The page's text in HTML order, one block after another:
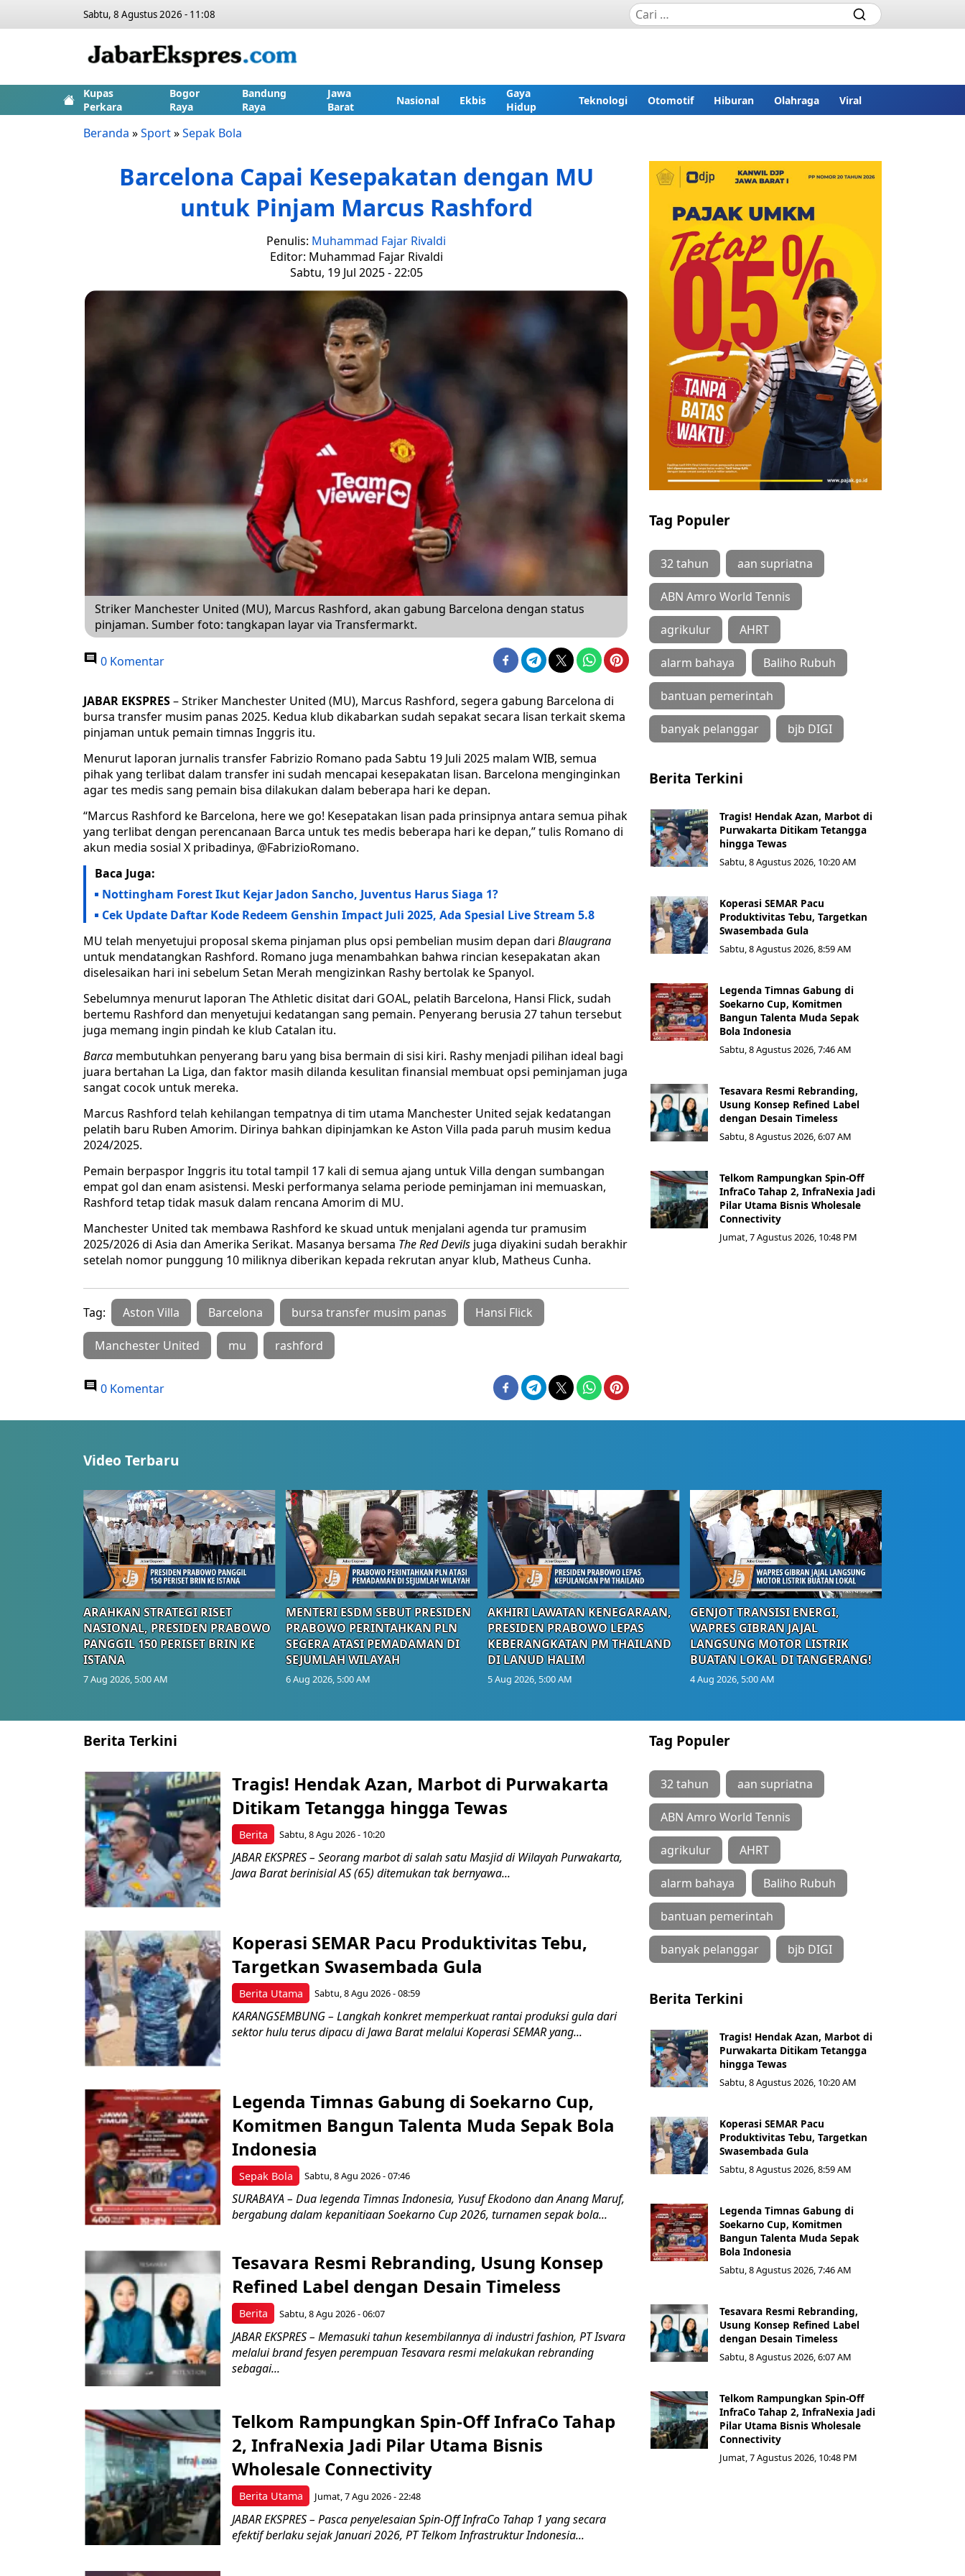
Sabtu, 8 Agustus 2026 - 11:08
Kupas
Perkara
Bogor
Raya
Bandung
Raya
Jawa
Barat
Nasional Ekbis
Gaya
Hidup
Teknologi Otomotif Hiburan Olahraga Viral
Beranda »Sport»Sepak Bola
Barcelona Capai Kesepakatan dengan MU
untuk Pinjam Marcus Rashford
Penulis: Muhammad Fajar Rivaldi
Editor: Muhammad Fajar Rivaldi
Sabtu, 19 Jul 2025 - 22:05
Striker Manchester United (MU), Marcus Rashford, akan gabung Barcelona dengan status
pinjaman. Sumber foto: tangkapan layar via Transfermarkt.
0 Komentar
JABAR EKSPRES– Striker Manchester United (MU), Marcus Rashford, segera gabung Barcelona di
bursa transfer musim panas 2025. Kedua klub dikabarkan sudah sepakat secara lisan terkait skema
pinjaman untuk pemain timnas Inggris itu.
Menurut laporan jurnalis transfer Fabrizio Romano pada Sabtu 19 Juli 2025 malam WIB, semua
pihak yang terlibat dalam transfer ini sudah mencapai kesepakatan lisan. Barcelona menginginkan
agar tes medis sang pemain bisa dilakukan dalam beberapa hari ke depan.
“Marcus Rashford ke Barcelona, here we go! Kesepatakan lisan pada prinsipnya antara semua pihak
yang terlibat dengan perencanaan Barca untuk tes medis beberapa hari ke depan,” tulis Romano di
akun media sosial X pribadinya, @FabrizioRomano.
Baca Juga:
Nottingham Forest Ikut Kejar Jadon Sancho, Juventus Harus Siaga 1?
Cek Update Daftar Kode Redeem Genshin Impact Juli 2025, Ada Spesial Live Stream 5.8
MU telah menyetujui proposal skema pinjaman plus opsi pembelian musim depan dari Blaugrana
untuk mendatangkan Rashford. Romano juga menambahkan bahwa rincian kesepakatan akan
diselesaikan hari ini sebelum Setan Merah mengizinkan Rashy bertolak ke Spanyol.
Sebelumnya menurut laporan The Athletic disitat dari GOAL, pelatih Barcelona, Hansi Flick, sudah
bertemu Rashford dan menyetujui kedatangan sang pemain. Penyerang berusia 27 tahun tersebut
juga memang ingin pindah ke klub Catalan itu.
Barca membutuhkan penyerang baru yang bisa bermain di sisi kiri. Rashy menjadi pilihan ideal bagi
juara bertahan La Liga, dan faktor masih dilanda kesulitan finansial membuat opsi peminjaman juga
sangat cocok untuk mereka.
Marcus Rashford telah kehilangan tempatnya di tim utama Manchester United sejak kedatangan
pelatih baru Ruben Amorim. Dirinya bahkan dipinjamkan ke Aston Villa pada paruh musim kedua
2024/2025.
Pemain berpaspor Inggris itu total tampil 17 kali di semua ajang untuk Villa dengan sumbangan
empat gol dan enam asistensi. Meski performanya selama periode peminjaman ini memuaskan,
Rashford tetap tidak masuk dalam rencana Amorim di MU.
Manchester United tak membawa Rashford ke skuad untuk menjalani agenda tur pramusim
2025/2026 di Asia dan Amerika Serikat. Masanya bersama The Red Devils juga diyakini sudah berakhir
setelah nomor punggung 10 miliknya diberikan kepada rekrutan anyar klub, Matheus Cunha.
Tag: Aston Villa Barcelona bursa transfer musim panas Hansi Flick
Manchester United mu rashford
0 Komentar
Tag Populer
32 tahun aan supriatna
ABN Amro World Tennis
agrikulur AHRT
alarm bahaya Baliho Rubuh
bantuan pemerintah
banyak pelanggar bjb DIGI
Berita Terkini
Tragis! Hendak Azan, Marbot di
Purwakarta Ditikam Tetangga
hingga Tewas
Sabtu, 8 Agustus 2026, 10:20 AM
Koperasi SEMAR Pacu
Produktivitas Tebu, Targetkan
Swasembada Gula
Sabtu, 8 Agustus 2026, 8:59 AM
Legenda Timnas Gabung di
Soekarno Cup, Komitmen
Bangun Talenta Muda Sepak
Bola Indonesia
Sabtu, 8 Agustus 2026, 7:46 AM
Tesavara Resmi Rebranding,
Usung Konsep Refined Label
dengan Desain Timeless
Sabtu, 8 Agustus 2026, 6:07 AM
Telkom Rampungkan Spin-Off
InfraCo Tahap 2, InfraNexia Jadi
Pilar Utama Bisnis Wholesale
Connectivity
Jumat, 7 Agustus 2026, 10:48 PM
Video Terbaru
ARAHKAN STRATEGI RISET
NASIONAL, PRESIDEN PRABOWO
PANGGIL 150 PERISET BRIN KE
ISTANA
7 Aug 2026, 5:00 AM
MENTERI ESDM SEBUT PRESIDEN
PRABOWO PERINTAHKAN PLN
SEGERA ATASI PEMADAMAN DI
SEJUMLAH WILAYAH
6 Aug 2026, 5:00 AM
AKHIRI LAWATAN KENEGARAAN,
PRESIDEN PRABOWO LEPAS
KEBERANGKATAN PM THAILAND
DI LANUD HALIM
5 Aug 2026, 5:00 AM
GENJOT TRANSISI ENERGI,
WAPRES GIBRAN JAJAL
LANGSUNG MOTOR LISTRIK
BUATAN LOKAL DI TANGERANG!
4 Aug 2026, 5:00 AM
Berita Terkini
Berita
Tragis! Hendak Azan, Marbot di Purwakarta
Ditikam Tetangga hingga Tewas
Sabtu, 8 Agu 2026 - 10:20
JABAR EKSPRES – Seorang marbot di salah satu Masjid di Wilayah Purwakarta,
Jawa Barat berinisial AS (65) ditemukan tak bernyawa...
Berita Utama
Koperasi SEMAR Pacu Produktivitas Tebu,
Targetkan Swasembada Gula
Sabtu, 8 Agu 2026 - 08:59
KARANGSEMBUNG – Langkah konkret memperkuat rantai produksi gula dari
sektor hulu terus dipacu di Jawa Barat melalui Koperasi SEMAR yang...
Sepak Bola
Legenda Timnas Gabung di Soekarno Cup,
Komitmen Bangun Talenta Muda Sepak Bola
Indonesia
Sabtu, 8 Agu 2026 - 07:46
SURABAYA – Dua legenda Timnas Indonesia, Yusuf Ekodono dan Anang Maruf,
bergabung dalam kepanitiaan Soekarno Cup 2026, turnamen sepak bola...
Berita
Tesavara Resmi Rebranding, Usung Konsep
Refined Label dengan Desain Timeless
Sabtu, 8 Agu 2026 - 06:07
JABAR EKSPRES – Memasuki tahun kesembilannya di industri fashion, PT Isvara
melalui brand fesyen perempuan Tesavara resmi melakukan rebranding
sebagai...
Berita Utama
Telkom Rampungkan Spin-Off InfraCo Tahap
2, InfraNexia Jadi Pilar Utama Bisnis
Wholesale Connectivity
Jumat, 7 Agu 2026 - 22:48
JABAR EKSPRES – Pasca penyelesaian Spin-Off InfraCo Tahap 1 yang secara
efektif berlaku sejak Januari 2026, PT Telkom Infrastruktur Indonesia...
Tag Populer
32 tahun aan supriatna
ABN Amro World Tennis
agrikulur AHRT
alarm bahaya Baliho Rubuh
bantuan pemerintah
banyak pelanggar bjb DIGI
Berita Terkini
Tragis! Hendak Azan, Marbot di
Purwakarta Ditikam Tetangga
hingga Tewas
Sabtu, 8 Agustus 2026, 10:20 AM
Koperasi SEMAR Pacu
Produktivitas Tebu, Targetkan
Swasembada Gula
Sabtu, 8 Agustus 2026, 8:59 AM
Legenda Timnas Gabung di
Soekarno Cup, Komitmen
Bangun Talenta Muda Sepak
Bola Indonesia
Sabtu, 8 Agustus 2026, 7:46 AM
Tesavara Resmi Rebranding,
Usung Konsep Refined Label
dengan Desain Timeless
Sabtu, 8 Agustus 2026, 6:07 AM
Telkom Rampungkan Spin-Off
InfraCo Tahap 2, InfraNexia Jadi
Pilar Utama Bisnis Wholesale
Connectivity
Jumat, 7 Agustus 2026, 10:48 PM